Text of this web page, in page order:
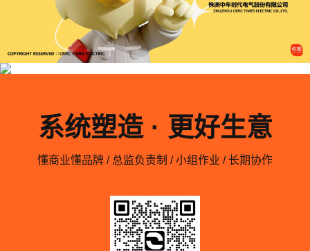
系统塑造 · 更好生意
懂商业懂品牌 / 总监负责制 / 小组作业 / 长期协作